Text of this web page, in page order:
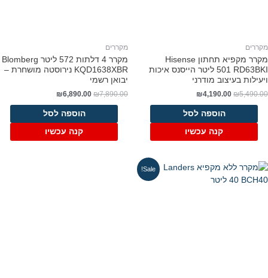
מקרר ‏מקפיא תחתון Hisense
RD63BKI ‏501 ‏ליטר הייסנס איכות
בעיצוב מודרני
₪
₪4,190.00
הוספה לסל
קנה עכשיו
מקררים
מקרר 4 דלתות 572 ליטר Blomberg
KQD1638XBR נירוסטה מושחרת –
יבואן רשמי
₪7,890.00
₪6,890.00
הוספה לסל
קנה עכשיו
Sale!